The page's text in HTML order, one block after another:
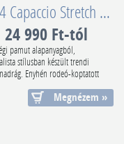
1914 Capaccio Stretch Light Grey
24 990 Ft-tól
pamut alapanyagból,
stílusban készült trendi
Enyhén rodeó-koptatott
Megnézem »